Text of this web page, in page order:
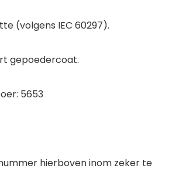
(volgens IEC 60297).
gepoedercoat.
5653
hierboven inom zeker te